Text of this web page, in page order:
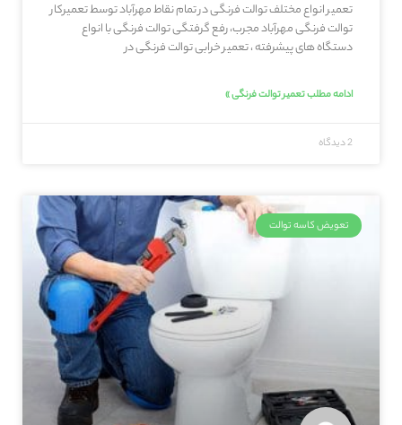
تعمیر انواع مختلف توالت فرنگی در تمام نقاط مهرآباد توسط تعمیرکار
توالت فرنگی مهرآباد مجرب، رفع گرفتگی توالت فرنگی با انواع
دستگاه های پیشرفته ، تعمیر خرابی توالت فرنگی در
ادامه مطلب تعمیر توالت فرنگی »
2 دیدگاه
تعویض کاسه توالت